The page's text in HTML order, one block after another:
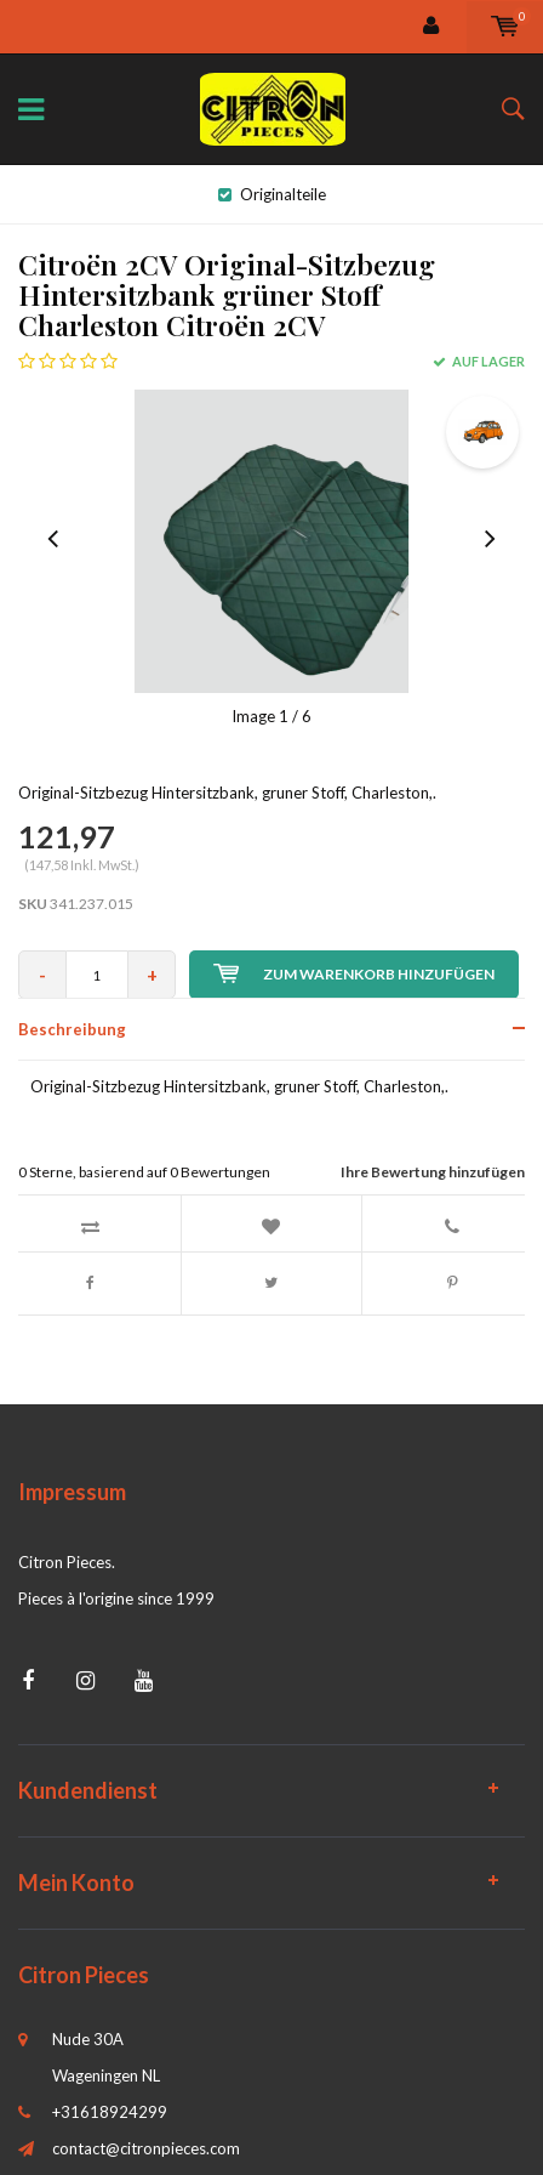
0
Originalteile
Citroën 2CV Original-Sitzbezug
Hintersitzbank grüner Stoff
Charleston Citroën 2CV
AUF LAGER
Image 1 / 6
Original-Sitzbezug Hintersitzbank, gruner Stoff, Charleston,.
121,97
(147,58 Inkl. MwSt.)
SKU 341.237.015
- + ZUM WARENKORB HINZUFÜGEN
Beschreibung
Original-Sitzbezug Hintersitzbank, gruner Stoff, Charleston,.
Ihre Bewertung hinzufügen
0Sterne, basierend auf0Bewertungen
Impressum
Citron Pieces.
Pieces à l'origine since 1999
Kundendienst
Mein Konto
Citron Pieces
Nude 30A
Wageningen NL
+31618924299
contact@citronpieces.com